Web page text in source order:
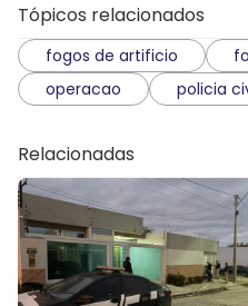
Tópicos relacionados
fogos de artificio
operacao
policia
Relacionadas